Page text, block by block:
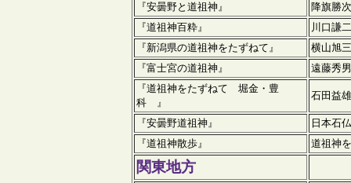
『安曇野と道祖神』
降旗勝
『道祖神百粋』
川口謙二
『新潟県の道祖神をたずねて』
横山旭
『富士宮の道祖神』
遠藤秀男
『道祖神をたずねて 堀金・豊
科 』
石田益雄
『安曇野道祖神』
日本石
『道祖神散歩』
道祖神
関東地方